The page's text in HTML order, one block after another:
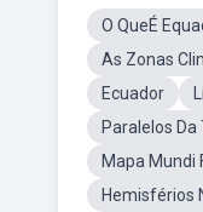
O QueÉ
As Zonas
Ecuador
Paralelos Da
Mapa Mundi
Hemisférios